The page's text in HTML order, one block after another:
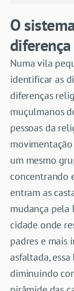
O
Numa vila
identificar as
diferenças
muçulmanos
pessoas da
movimentação
um mesmo
concentrando
entram as
mudança pela
cidade onde
padres e mais
asfaltada,
diminuindo